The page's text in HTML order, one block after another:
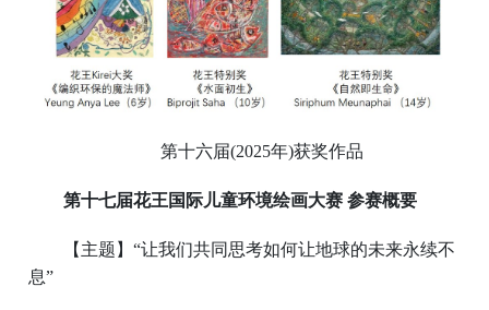
第十六届(2025年)获奖作品
第十七届花王国际儿童环境绘画大赛 参赛概要
【主题】“让我们共同思考如何让地球的未来永续不
息”